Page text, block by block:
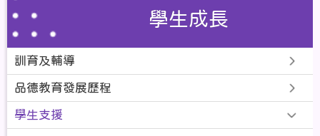
學生成長
訓育及輔導
品德教育發展歷程
學生支援